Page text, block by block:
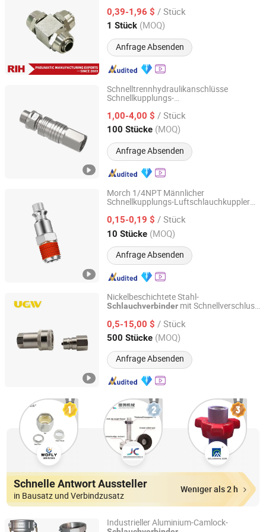
0,39-1,96 $ / Stück
1 Stück (MOQ)
Anfrage Absenden
Zhejiang, China Seit 2011
Schnelltrennhydraulikanschlüsse
Schnellkupplungs-
Einwegventil Flüssigkeitsverbinder
1,00-4,00 $ / Stück
100 Stücke (MOQ)
Anfrage Absenden
SHENZHEN FORMAN PRECISION INDUSTRY CO., LTD.
Guangdong, China Seit 2018
Morch 1/4NPT Männlicher
Schnellkupplungs-Luftschlauchkuppler
Luftschlauchanschluss Guter Preis Gute
Qualität
0,15-0,19 $ / Stück
10 Stücke (MOQ)
Anfrage Absenden
Nanjing Xiangkerui International Trade Co., Ltd.
Jiangsu, China Seit 2026
Nickelbeschichtete Stahl-
Schlauchverbinder mit Schnellverschluss
0,5-15,00 $ / Stück
500 Stücke (MOQ)
Anfrage Absenden
HEBEI YOULU FLUID TECHNOLOGY CO., LTD.
Hebei, China Seit 2020
Schnelle Antwort Aussteller
in Bausatz und Verbindzusatz
Weniger als 2 h
Industrieller Aluminium-Camlock-